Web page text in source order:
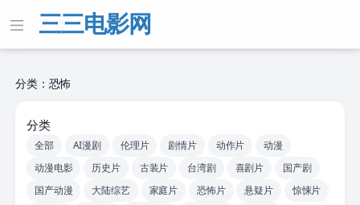
三三电影网
分类：恐怖
分类
全部 AI漫剧 伦理片 剧情片 动作片
动漫
动漫电影
历史片 古装片 台湾剧 喜剧片
国产剧
国产动漫
大陆综艺 家庭片 恐怖片 悬疑片
惊悚片